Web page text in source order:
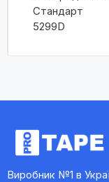
Стандарт
5299D
Виробник №1 в